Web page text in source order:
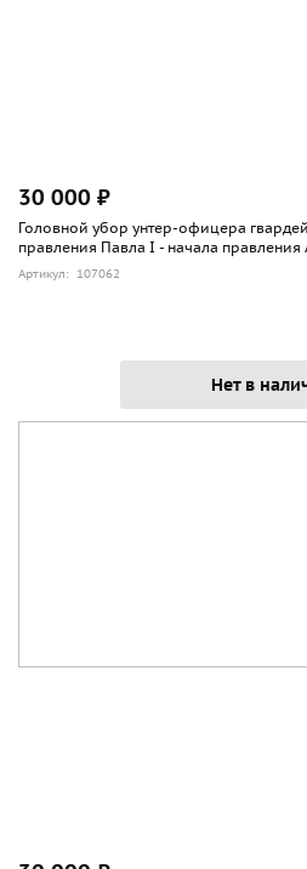
30 000 ₽
Головной убор унтер-офицера
правления Павла I - начала правления
Артикул: 107062
Нет в